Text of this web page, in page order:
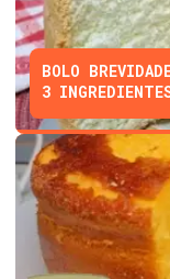
BOLO
3